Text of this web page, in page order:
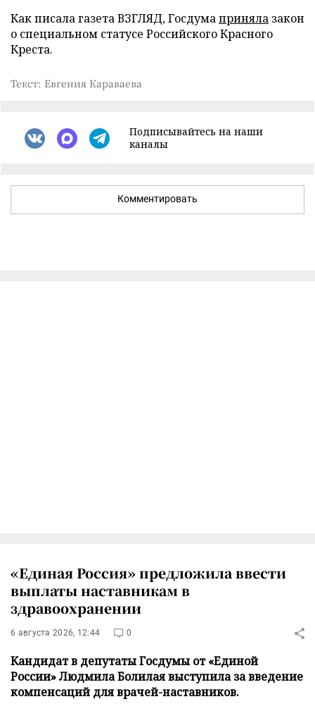
Как писала газета ВЗГЛЯД, Госдумаприняла закон
о специальном статусе Российского Красного
Креста.
Текст: Евгения Караваева
Подписывайтесь на наши
каналы
Комментировать
«Единая Россия» предложила ввести
выплаты наставникам в
здравоохранении
6 августа 2026, 12:44 0
Кандидат в депутаты Госдумы от «Единой
России» Людмила Болилая выступила за введение
компенсаций для врачей-наставников.